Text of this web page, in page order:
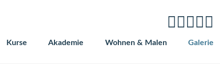
Navigation
Kurse Akademie Wohnen & Malen Galerie